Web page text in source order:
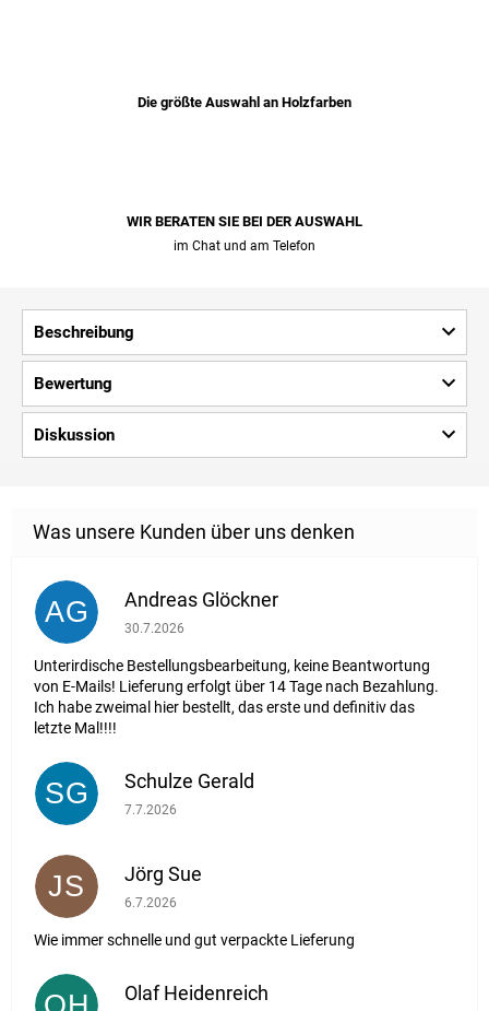
Die größte Auswahl an Holzfarben
WIR BERATEN SIE BEI ​​DER AUSWAHL
im Chat und am Telefon
Beschreibung
Bewertung
Diskussion
AG Andreas Glöckner
Die Shop-Bewertung beträgt 1 von 5 Sternen.
30.7.2026
Unterirdische Bestellungsbearbeitung, keine Beantwortung
von E-Mails! Lieferung erfolgt über 14 Tage nach Bezahlung.
Ich habe zweimal hier bestellt, das erste und definitiv das
letzte Mal!!!!
SG Schulze Gerald
Die Shop-Bewertung beträgt 5 von 5 Sternen.
7.7.2026
JS Jörg Sue
Die Shop-Bewertung beträgt 5 von 5 Sternen.
6.7.2026
Wie immer schnelle und gut verpackte Lieferung
Olaf Heidenreich